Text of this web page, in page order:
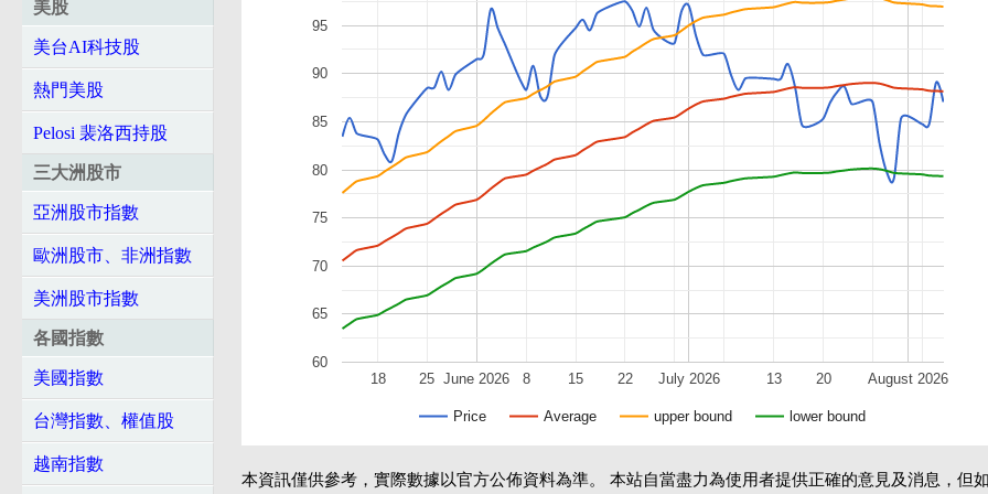
美股
美台AI科技股
熱門美股
Pelosi 裴洛西持股
三大洲股市
亞洲股市指數
歐洲股市、非洲指數
美洲股市指數
各國指數
美國指數
台灣指數、權值股
越南指數
Price Average upper bound lower bound
June 2026 July 2026 August 2026
18 25 8 15 22 13 20
60
65
70
75
80
85
90
95
本資訊僅供參考，實際數據以官方公佈資料為準。 本站自當盡力為使用者提供正確的意見及消息，但